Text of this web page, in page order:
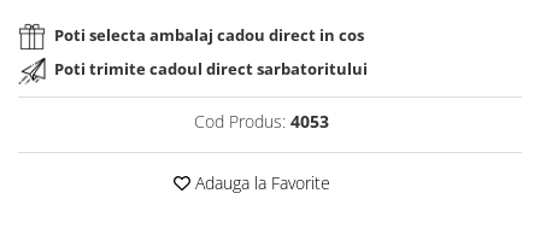
Poti selecta ambalaj cadou direct in cos
Poti trimite cadoul direct sarbatoritului
Cod Produs: 4053
Adauga la Favorite